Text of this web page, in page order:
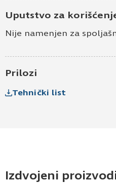
Uputstvo za
Nije namenjen za
Prilozi
Tehnički list
Izdvojeni